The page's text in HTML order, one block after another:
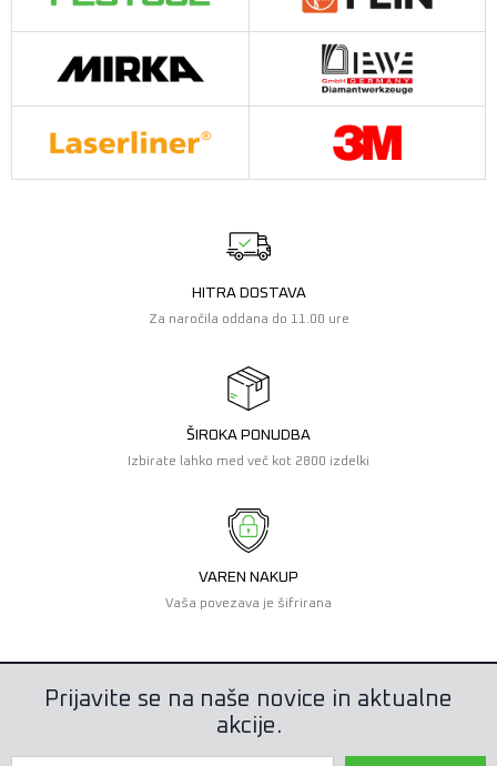
HITRA DOSTAVA
Za naročila oddana do 11.00 ure
ŠIROKA PONUDBA
Izbirate lahko med več kot 2800 izdelki
VAREN NAKUP
Vaša povezava je šifrirana
Prijavite se na naše novice in aktualne
akcije.